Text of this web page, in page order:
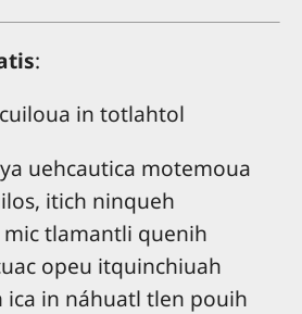
:
in totlahtol
uehcautica motemoua
itich ninqueh
tlamantli quenih
opeu itquinchiuah
in náhuatl tlen pouih